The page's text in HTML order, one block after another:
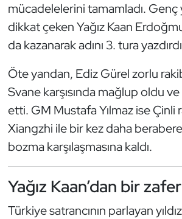
mücadelelerini tamamladı. Genç
dikkat çeken Yağız Kaan
da kazanarak adını 3. tura
Öte yandan, Ediz Gürel zorlu
Svane karşısında mağlup oldu
etti. GM Mustafa Yılmaz ise Çinli
Xiangzhi ile bir kez daha
bozma karşılaşmasına kaldı.
Yağız Kaan’dan bir
Türkiye satrancının parlayan
Eskrim
Futbol
Futsal
Genel
Golf
Güreş
Halter